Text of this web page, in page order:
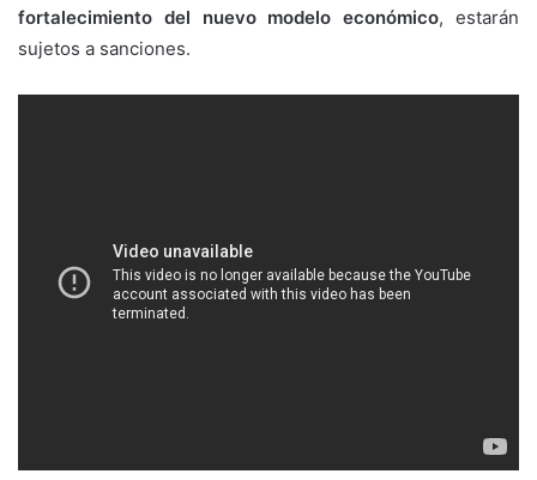
fortalecimiento del nuevo modelo económico, estarán
sujetos a sanciones.